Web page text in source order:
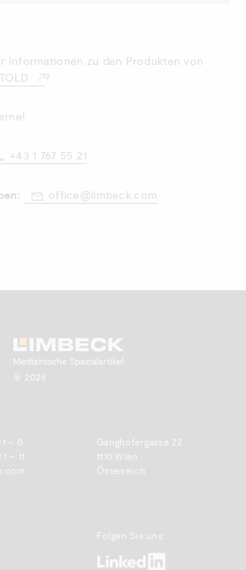
Informationen zu den Produkten von
?
+43 1 767 55 21
office@limbeck.com
Zum Anfang scrollen.
© 2026
– 0
– 11
Ganghofergasse 22
1110 Wien
Österreich
Folgen Sie uns:
www.linkedin.com